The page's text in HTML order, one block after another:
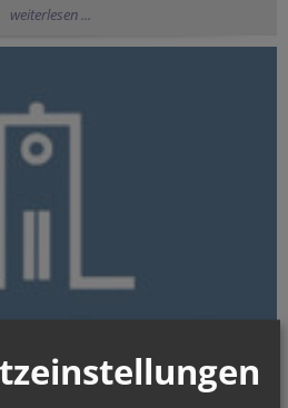
weiterlesen ...